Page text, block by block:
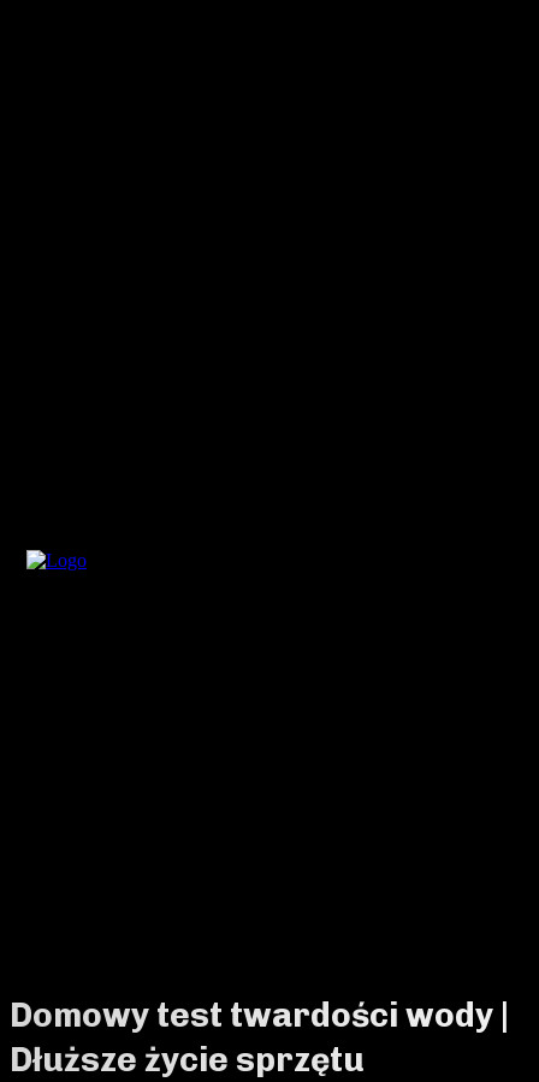
Domowy test twardości wody |
Dłuższe życie sprzętu